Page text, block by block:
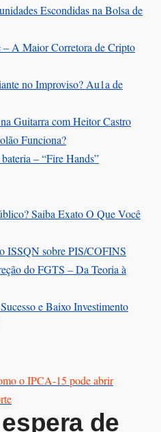
Escondidas na Bolsa de
– A Maior Corretora de Cripto
no Improviso? Au1a de
Guitarra com Heitor Castro
Funciona?
– “Fire Hands”‎
Saiba Exato O Que Você
ISSQN sobre PIS/COFINS
do FGTS – Da Teoria à
e Baixo Investimento
o IPCA‑15 pode abrir
de